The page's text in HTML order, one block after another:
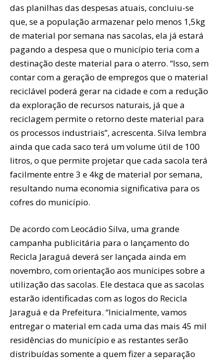
das planilhas das despesas atuais, concluiu-se
que, se a população armazenar pelo menos 1,5kg
de material por semana nas sacolas, ela já estará
pagando a despesa que o município teria com a
destinação deste material para o aterro. “Isso, sem
contar com a geração de empregos que o material
reciclável poderá gerar na cidade e com a redução
da exploração de recursos naturais, já que a
reciclagem permite o retorno deste material para
os processos industriais”, acrescenta. Silva lembra
ainda que cada saco terá um volume útil de 100
litros, o que permite projetar que cada sacola terá
facilmente entre 3 e 4kg de material por semana,
resultando numa economia significativa para os
cofres do município.
De acordo com Leocádio Silva, uma grande
campanha publicitária para o lançamento do
Recicla Jaraguá deverá ser lançada ainda em
novembro, com orientação aos munícipes sobre a
utilização das sacolas. Ele destaca que as sacolas
estarão identificadas com as logos do Recicla
Jaraguá e da Prefeitura. “Inicialmente, vamos
entregar o material em cada uma das mais 45 mil
residências do município e as restantes serão
distribuídas somente a quem fizer a separação